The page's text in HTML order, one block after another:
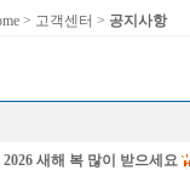
> 고객센터 > 공지사항
2026 새해 복 많이 받으세요